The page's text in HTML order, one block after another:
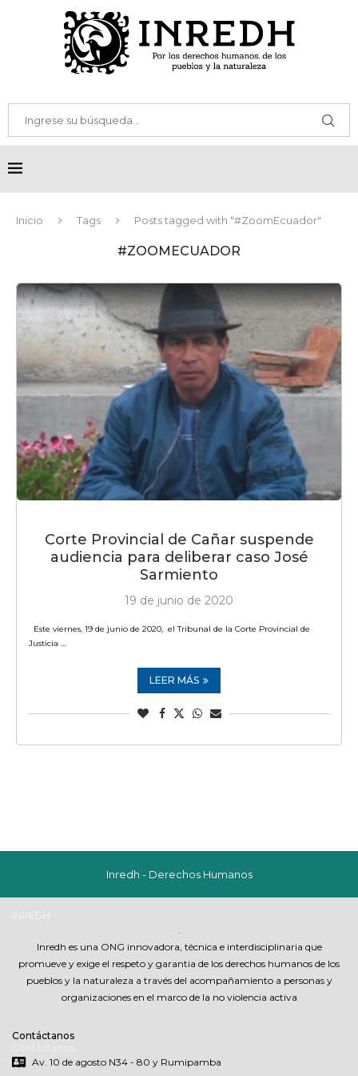
Inicio Tags Posts tagged with "#ZoomEcuador"
#ZOOMECUADOR
Corte Provincial de Cañar suspende
audiencia para deliberar caso José
Sarmiento
19 de junio de 2020
Este viernes, 19 de junio de 2020, el Tribunal de la Corte Provincial de
Justicia …
LEER MÁS
Inredh - Derechos Humanos
Inredh es una ONG innovadora, técnica e interdisciplinaria que
promueve y exige el respeto y garantia de los derechos humanos de los
pueblos y la naturaleza a través del acompañamiento a personas y
organizaciones en el marco de la no violencia activa
Contáctanos
Av. 10 de agosto N34 - 80 y Rumipamba